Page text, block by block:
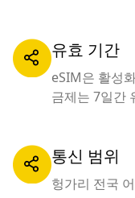
유효 기간
eSIM은 활성
금제는 7일간
통신 범위
헝가리 전국